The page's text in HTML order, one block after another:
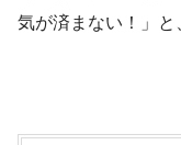
気が済まない！」と